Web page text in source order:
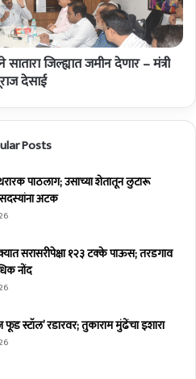
सातारा जिल्ह्यात जमीन देणार – मंत्री
देसाई
Posts
पाठलाग; उसाच्या शेतातून लुटारू
सदस्यांना अटक
सरासरीपेक्षा १२३ टक्के पाऊस; तरडगाव
नोंद
फूड स्टॉल’ रडारवर; तुकाराम मुंढेंचा इशारा